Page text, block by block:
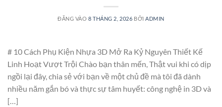
ĐĂNG VÀO 8 THÁNG 2, 2026 BỞIADMIN
# 10 Cách Phụ Kiện Nhựa 3D Mở Ra Kỷ Nguyên Thiết Kế
Linh Hoạt Vượt Trội Chào bạn thân mến, Thật vui khi có dịp
ngồi lại đây, chia sẻ với bạn về một chủ đề mà tôi đã dành
nhiều năm gắn bó và thực sự tâm huyết: công nghệ in 3D và
[…]